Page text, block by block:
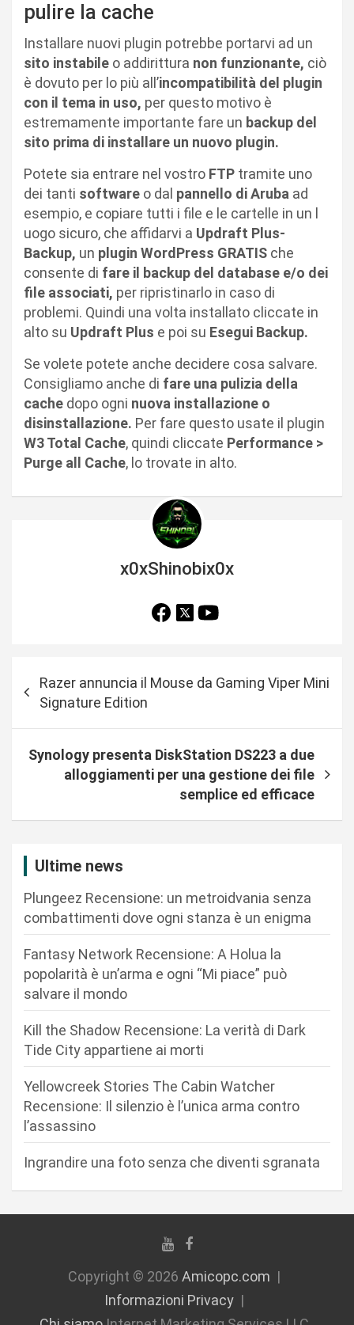
pulire la cache
Installare nuovi plugin potrebbe portarvi ad un
sito instabile o addirittura non funzionante, ciò
è dovuto per lo più all’incompatibilità del plugin
con il tema in uso, per questo motivo è
estremamente importante fare un backup del
sito prima di installare un nuovo plugin.
Potete sia entrare nel vostro FTP tramite uno
dei tanti software o dal pannello di Aruba ad
esempio, e copiare tutti i file e le cartelle in un l
uogo sicuro, che affidarvi a Updraft Plus-
Backup, un plugin WordPress GRATIS che
consente di fare il backup del database e/o dei
file associati, per ripristinarlo in caso di
problemi. Quindi una volta installato cliccate in
alto su Updraft Plus e poi su Esegui Backup.
Se volete potete anche decidere cosa salvare.
Consigliamo anche di fare una pulizia della
cache dopo ogni nuova installazione o
disinstallazione. Per fare questo usate il plugin
W3 Total Cache, quindi cliccate Performance >
Purge all Cache, lo trovate in alto.
x0xShinobix0x
z
Razer annuncia il Mouse da Gaming Viper Mini
Signature Edition
Synology presenta DiskStation DS223 a due
alloggiamenti per una gestione dei file
semplice ed efficace
Ultime news
Plungeez Recensione: un metroidvania senza
combattimenti dove ogni stanza è un enigma
Fantasy Network Recensione: A Holua la
popolarità è un’arma e ogni “Mi piace” può
salvare il mondo
Kill the Shadow Recensione: La verità di Dark
Tide City appartiene ai morti
Yellowcreek Stories The Cabin Watcher
Recensione: Il silenzio è l’unica arma contro
l’assassino
Ingrandire una foto senza che diventi sgranata
Copyright © 2026 Amicopc.com
Informazioni Privacy